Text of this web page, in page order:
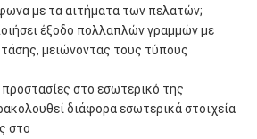
με τα αιτήματα των πελατών;
έξοδο πολλαπλών γραμμών με
μειώνοντας τους τύπους
στο εσωτερικό της
διάφορα εσωτερικά στοιχεία
στο